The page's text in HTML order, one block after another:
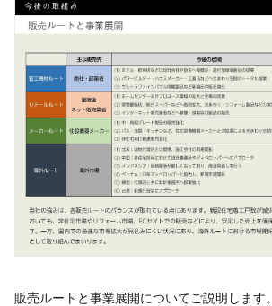
販売ルートと事業展開についてご説明します。